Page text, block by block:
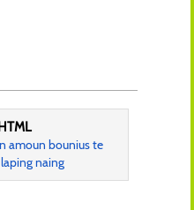
amoun bounius te
naing